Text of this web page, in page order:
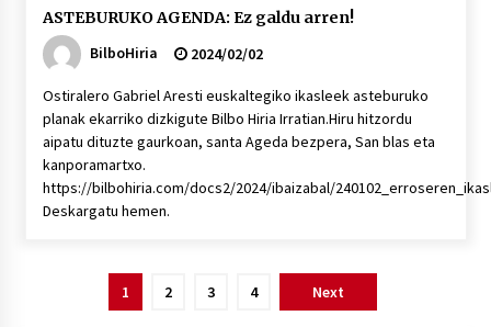
ASTEBURUKO AGENDA: Ez galdu arren!
BilboHiria
2024/02/02
Ostiralero Gabriel Aresti euskaltegiko ikasleek asteburuko
planak ekarriko dizkigute Bilbo Hiria Irratian.Hiru hitzordu
aipatu dituzte gaurkoan, santa Ageda bezpera, San blas eta
kanporamartxo.
https://bilbohiria.com/docs2/2024/ibaizabal/
Deskargatu hemen.
1 2 3 4 Next